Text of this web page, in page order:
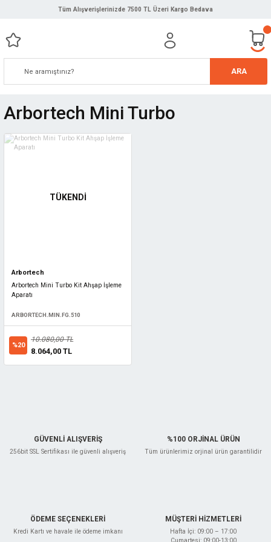
Tüm Alışverişlerinizde 7500 TL Üzeri Kargo Bedava
ARA
Arbortech Mini Turbo
TÜKENDİ
Arbortech
Arbortech Mini Turbo Kit Ahşap İşleme
Aparatı
ARBORTECH.MIN.FG.510
%20
10.080,00 TL
8.064,00 TL
GÜVENLİ ALIŞVERİŞ
256bit SSL Sertifikası ile güvenli alışveriş
%100 ORJİNAL ÜRÜN
Tüm ürünlerimiz orjinal ürün garantilidir
ÖDEME SEÇENEKLERİ
Kredi Kartı ve havale ile ödeme imkanı
MÜŞTERİ HİZMETLERİ
Hafta İçi: 09:00 – 17:00
Cumartesi: 09:00-13:00